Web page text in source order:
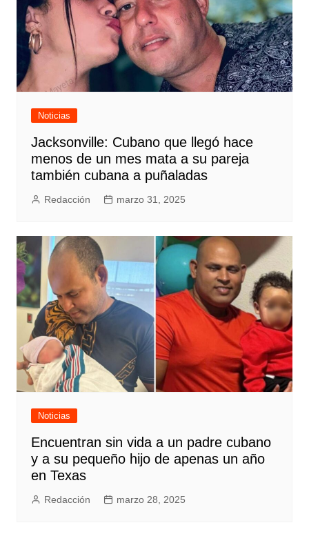
Noticias
Jacksonville: Cubano que llegó hace
menos de un mes mata a su pareja
también cubana a puñaladas
Redacción marzo 31, 2025
Noticias
Encuentran sin vida a un padre cubano
y a su pequeño hijo de apenas un año
en Texas
Redacción marzo 28, 2025